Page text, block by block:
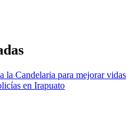
la Candelaria para mejorar vidas
en Irapuato